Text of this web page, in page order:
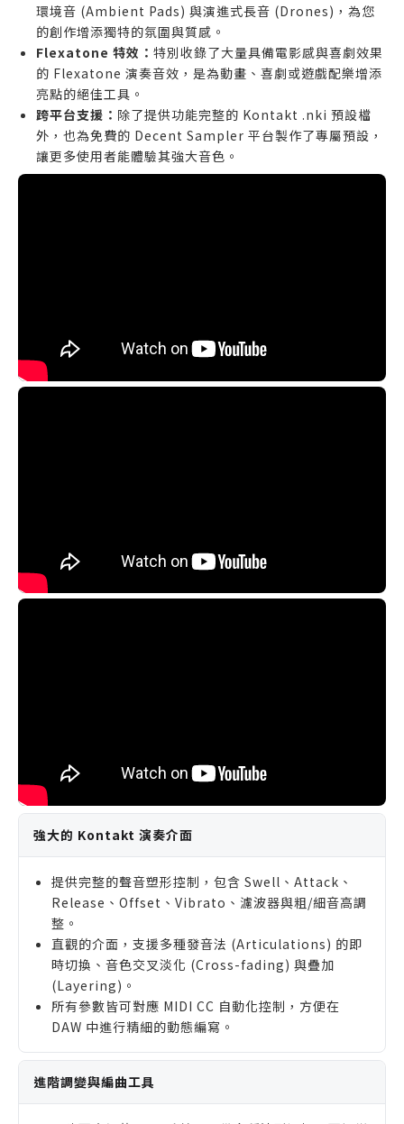
環境音 (Ambient Pads) 與演進式長音 (Drones)，為您
的創作增添獨特的氛圍與質感。
Flexatone 特效： 特別收錄了大量具備電影感與喜劇效果
的 Flexatone 演奏音效，是為動畫、喜劇或遊戲配樂增添
亮點的絕佳工具。
跨平台支援： 除了提供功能完整的 Kontakt .nki 預設檔
外，也為免費的 Decent Sampler 平台製作了專屬預設，
讓更多使用者能體驗其強大音色。
強大的 Kontakt 演奏介面
提供完整的聲音塑形控制，包含 Swell、Attack、
Release、Offset、Vibrato、濾波器與粗/細音高調
整。
直觀的介面，支援多種發音法 (Articulations) 的即
時切換、音色交叉淡化 (Cross-fading) 與疊加
(Layering)。
所有參數皆可對應 MIDI CC 自動化控制，方便在
DAW 中進行精細的動態編寫。
進階調變與編曲工具